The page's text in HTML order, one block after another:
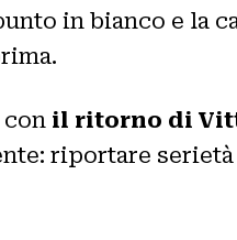
in bianco e la
il ritorno di
riportare